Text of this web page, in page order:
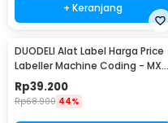
+ Keranjang
DUODELI Alat Label Harga Price
Labeller Machine Coding - MX-
5500
Rp39.200
Rp68.900 44%